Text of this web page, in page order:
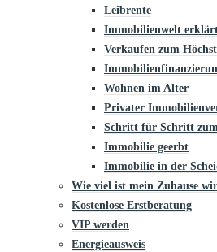
Leibrente
Immobilienwelt
Verkaufen zum
Wohnen im Alter
Privater
Schritt für Schritt
Immobilie geerbt
Immobilie in der
Wie viel ist mein Zuhause
Kostenlose Erstberatung
VIP werden
Energieausweis